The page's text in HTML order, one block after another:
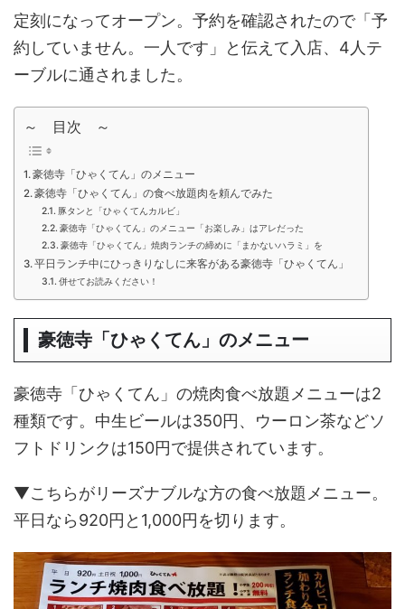
定刻になってオープン。予約を確認されたので「予
約していません。一人です」と伝えて入店、4人テ
ーブルに通されました。
～ 目次 ～
豪徳寺「ひゃくてん」のメニュー
豪徳寺「ひゃくてん」の食べ放題肉を頼んでみた
豚タンと「ひゃくてんカルビ」
豪徳寺「ひゃくてん」のメニュー「お楽しみ」はアレだった
豪徳寺「ひゃくてん」焼肉ランチの締めに「まかないハラミ」を
平日ランチ中にひっきりなしに来客がある豪徳寺「ひゃくてん」
併せてお読みください！
豪徳寺「ひゃくてん」のメニュー
豪徳寺「ひゃくてん」の焼肉食べ放題メニューは2
種類です。中生ビールは350円、ウーロン茶などソ
フトドリンクは150円で提供されています。
▼こちらがリーズナブルな方の食べ放題メニュー。
平日なら920円と1,000円を切ります。